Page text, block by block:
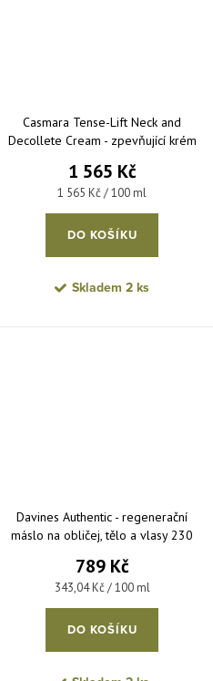
Casmara Tense-Lift Neck and
Decollete Cream - zpevňující krém
1 565 Kč
Měrná cena:
1 565 Kč / 100 ml
DO KOŠÍKU
Skladem 2 ks
Davines Authentic - regenerační
máslo na obličej, tělo a vlasy 230
789 Kč
Měrná cena:
343,04 Kč / 100 ml
DO KOŠÍKU